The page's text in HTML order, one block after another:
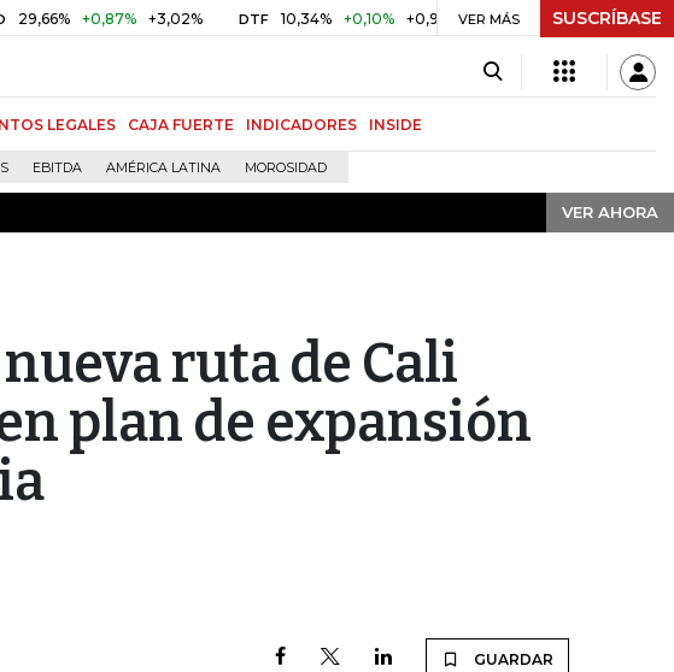
+0,87% +3,02% DTF 10,34% +0,10% +0,98% UVR $ 416,86 +$ 0,05 +0,01%
VER MÁS SUSCRÍBASE
LEGALES CAJA FUERTE INDICADORES INSIDE
EBITDA AMÉRICA LATINA MOROSIDAD
VER AHORA
VER AHORA
ruta de Cali
plan de expansión
GUARDAR